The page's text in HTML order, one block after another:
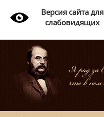
Версия сайта для
слабовидящих